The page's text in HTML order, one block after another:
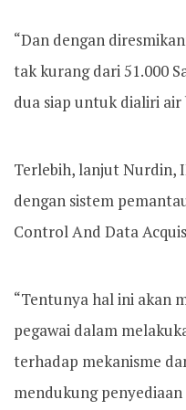
“Dan dengan
tak kurang dari 51.000
dua siap untuk dialiri air
Terlebih, lanjut Nurdin,
dengan sistem
Control And Data
“Tentunya hal ini akan
pegawai dalam
terhadap mekanisme
mendukung